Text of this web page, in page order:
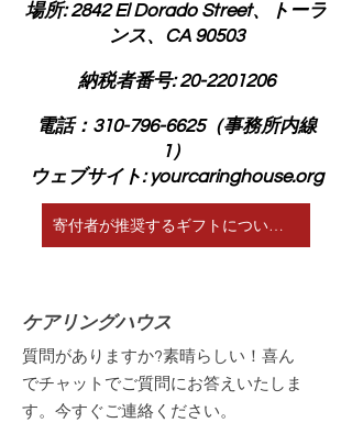
場所: 2842 El Dorado Street、トーラ
ンス、CA 90503
納税者番号:20-2201206
電話：310-796-6625（事務所内線
1）
ウェブサイト: yourcaringhouse.org
寄付者が推奨するギフトについて学ぶ
ケアリングハウス
質問がありますか?素晴らしい！喜ん
でチャットでご質問にお答えいたしま
す。今すぐご連絡ください。